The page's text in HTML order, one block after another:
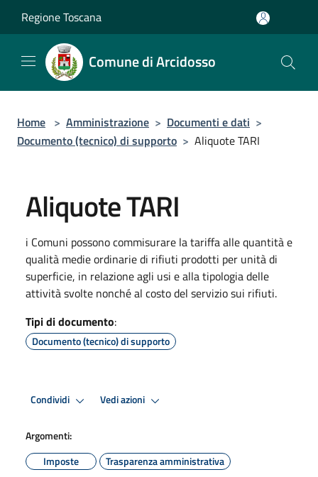
Regione Toscana
Comune di Arcidosso
Home > Amministrazione > Documenti e dati >
Documento (tecnico) di supporto > Aliquote TARI
Aliquote TARI
i Comuni possono commisurare la tariffa alle quantità e
qualità medie ordinarie di rifiuti prodotti per unità di
superficie, in relazione agli usi e alla tipologia delle
attività svolte nonché al costo del servizio sui rifiuti.
Tipi di documento:
Documento (tecnico) di supporto
Condividi Vedi azioni
Argomenti:
Imposte
Trasparenza amministrativa